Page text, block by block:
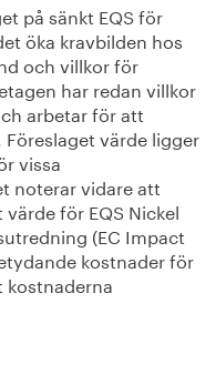
på sänkt EQS för
öka kravbilden hos
och villkor för
har redan villkor
arbetar för att
värde ligger
vissa
noterar vidare att
för EQS Nickel
(EC Impact
kostnader för